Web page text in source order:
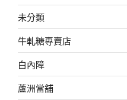
未分類
牛軋糖專賣店
白內障
蘆洲當舖